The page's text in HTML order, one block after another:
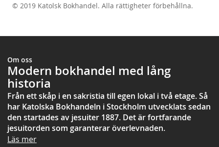
© 2019 Katolsk Bokhandel. Alla rättigheter förbehållna.
Om oss
Modern bokhandel med lång
historia
Från ett skåp i en sakristia till egen lokal i två etage. Så
har Katolska Bokhandeln i Stockholm utvecklats sedan
den startades av jesuiter 1887. Det är fortfarande
jesuitorden som garanterar överlevnaden.
Läs mer